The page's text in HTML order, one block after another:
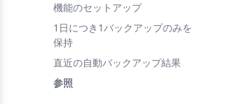
機能のセットアップ
1日につき1バックアップのみを
保持
直近の自動バックアップ結果
参照